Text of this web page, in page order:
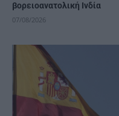
βορειοανατολική Ινδία
07/08/2026